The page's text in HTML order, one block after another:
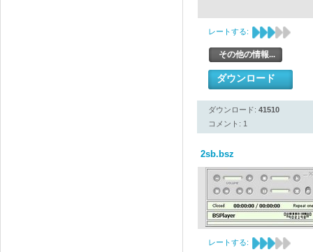
レートする:
その他の情報...
ダウンロード
ダウンロード: 41510
コメント: 1
2sb.bsz
レートする: